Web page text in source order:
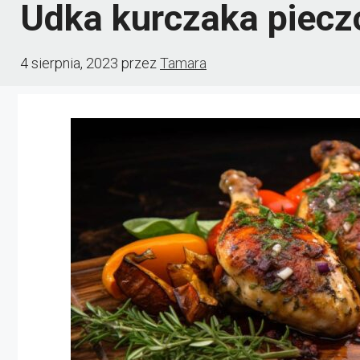
Udka kurczaka
4 sierpnia, 2023 przezTamara